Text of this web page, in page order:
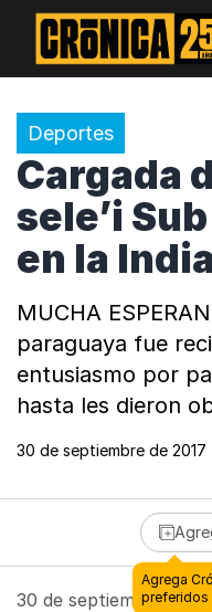
Deportes
Cargada
sele’i
en la India
MUCHA
paraguaya fue
entusiasmo por
hasta les dieron
30 de septiembre de 2017
30 de septiembre de